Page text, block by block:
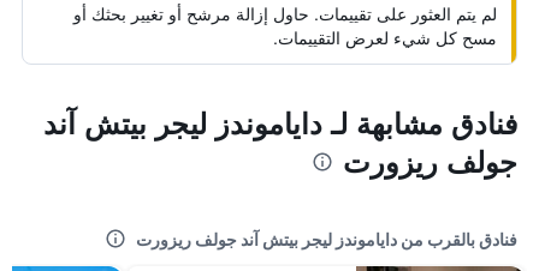
لم يتم العثور على تقييمات. حاول إزالة مرشح أو تغيير بحثك أو
مسح كل شيء لعرض التقييمات.
فنادق مشابهة لـ داياموندز ليجر بيتش آند
جولف ريزورت
فنادق بالقرب من داياموندز ليجر بيتش آند جولف ريزورت